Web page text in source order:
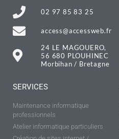
02 97 85 83 25
access@accessweb.fr
24 LE MAGOUERO,
56 680 PLOUHINEC
Morbihan / Bretagne
SERVICES
Maintenance informatique
professionnels
Atelier informatique particuliers